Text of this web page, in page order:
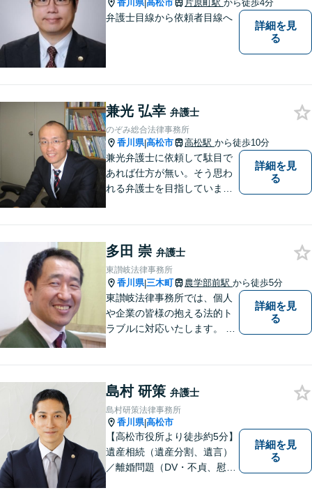
香川県|高松市 片原町駅 から徒歩4分
弁護士目線から依頼者目線へ
詳細を見
る
兼光 弘幸 弁護士
のぞみ総合法律事務所
香川県|高松市 高松駅 から徒歩10分
兼光弁護士に依頼して駄目で
あれば仕方が無い。そう思わ
れる弁護士を目指していま
詳細を見
る
多田 崇 弁護士
東讃岐法律事務所
香川県|三木町 農学部前駅 から徒歩5分
東讃岐法律事務所では、個人
や企業の皆様の抱える法的ト
ラブルに対応いたします。 高
詳細を見
る
島村 研策 弁護士
島村研策法律事務所
香川県|高松市
【高松市役所より徒歩約5分】
遺産相続（遺産分割、遺言）
／離婚問題（DV・不貞、慰謝
詳細を見
る